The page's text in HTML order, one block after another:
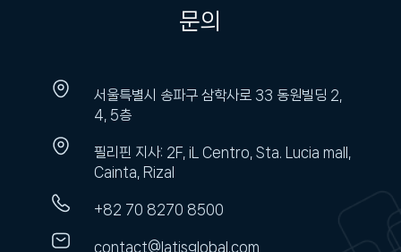
문의
서울특별시 송파구 삼학사로 33 동원빌딩 2,
4, 5층
필리핀 지사: 2F, iL Centro, Sta. Lucia mall,
Cainta, Rizal
+82 70 8270 8500
contact@latisglobal.com